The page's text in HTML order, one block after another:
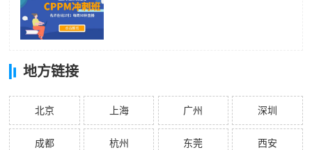
地方链接
北京 上海 广州 深圳
成都 杭州 东莞 西安